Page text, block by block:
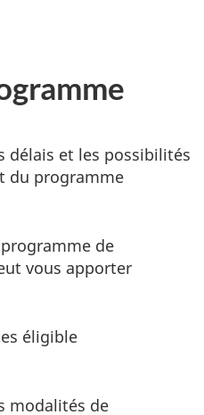
délais et les possibilités
du programme
de
vous apporter
éligible
modalités de